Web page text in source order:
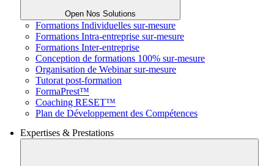
Open Nos Solutions
Formations Individuelles sur-mesure
Formations Intra-entreprise sur-mesure
Formations Inter-entreprise
Conception de formations 100% sur-mesure
Organisation de Webinar sur-mesure
Tutorat post-formation
FormaPrest™
Coaching RESET™
Plan de Développement des Compétences
Expertises & Prestations